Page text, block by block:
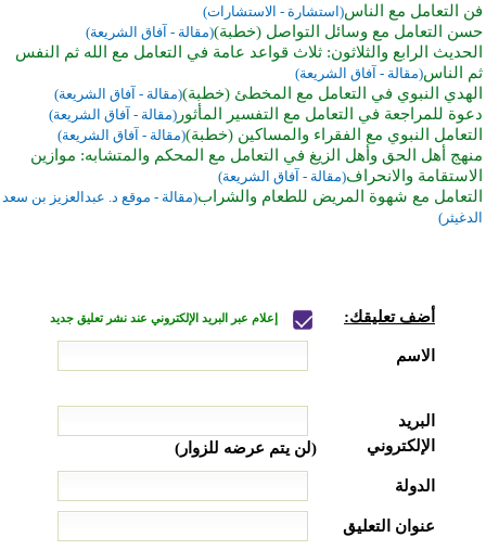
فن التعامل مع الناس(استشارة - الاستشارات)
حسن التعامل مع وسائل التواصل (خطبة)(مقالة - آفاق الشريعة)
الحديث الرابع والثلاثون: ثلاث قواعد عامة في التعامل مع الله ثم النفس
ثم الناس(مقالة - آفاق الشريعة)
الهدي النبوي في التعامل مع المخطئ (خطبة)(مقالة - آفاق الشريعة)
دعوة للمراجعة في التعامل مع التفسير المأثور (مقالة - آفاق الشريعة)
التعامل النبوي مع الفقراء والمساكين (خطبة)(مقالة - آفاق الشريعة)
منهج أهل الحق وأهل الزيغ في التعامل مع المحكم والمتشابه: موازين
الاستقامة والانحراف(مقالة - آفاق الشريعة)
التعامل مع شهوة المريض للطعام والشراب(مقالة - موقع د. عبدالعزيز بن سعد
الدغيثر)
أضف تعليقك: إعلام عبر البريد الإلكتروني عند نشر تعليق جديد
الاسم
البريد
الإلكتروني
(لن يتم عرضه للزوار)
الدولة
عنوان التعليق